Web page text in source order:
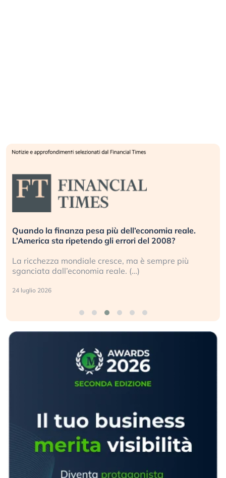
Russia e Cina pronti a spegnere Starlink. Gli
investitori stanno sottovalutando il rischio?
Gli investitori tech continuano a ignorare il rischio
geopolitico: il (…)
17 luglio 2026